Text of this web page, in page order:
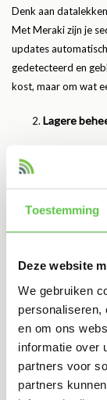
Toestemming
Deze website
We gebruiken
personaliseren,
en om ons
informatie over
partners voor
partners
Denk aan
Met Meraki zijn je
updates
gedetecteerd en
kost, maar om wat
Lagere
troubleshooting en
vanuit één
van in uren en
Meraki werkt op
jaar. Voor de
onverwachte
hardware door